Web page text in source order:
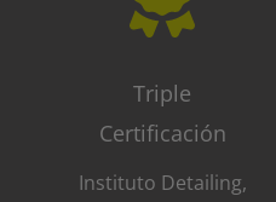
Triple
Certificación
Instituto Detailing,